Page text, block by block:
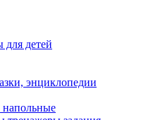
детей
энциклопедии